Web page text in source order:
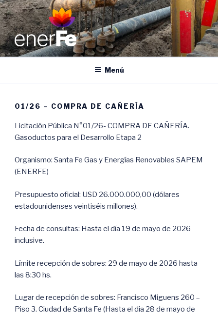
Ir
al
contenido
ENERFE
Energía para el desarrollo de Santa Fe
Menú
01/26 – COMPRA DE CAÑERÍA
Licitación Pública N°01/26- COMPRA DE CAÑERÍA.
Gasoductos para el Desarrollo Etapa 2
Organismo: Santa Fe Gas y Energías Renovables SAPEM
(ENERFE)
Presupuesto oficial: USD 26.000.000,00 (dólares
estadounidenses veintiséis millones).
Fecha de consultas: Hasta el día 19 de mayo de 2026
inclusive.
Límite recepción de sobres: 29 de mayo de 2026 hasta
las 8:30 hs.
Lugar de recepción de sobres: Francisco Miguens 260 –
Piso 3. Ciudad de Santa Fe (Hasta el dia 28 de mayo de